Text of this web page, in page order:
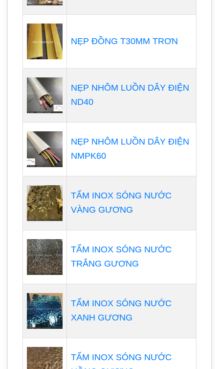
NẸP ĐỒNG T30MM TRƠN
NẸP NHÔM LUỒN DÂY ĐIỆN
ND40
NẸP NHÔM LUỒN DÂY ĐIỆN
NMPK60
TẤM INOX SÓNG NƯỚC
VÀNG GƯƠNG
TẤM INOX SÓNG NƯỚC
TRẮNG GƯƠNG
TẤM INOX SÓNG NƯỚC
XANH GƯƠNG
TẤM INOX SÓNG NƯỚC